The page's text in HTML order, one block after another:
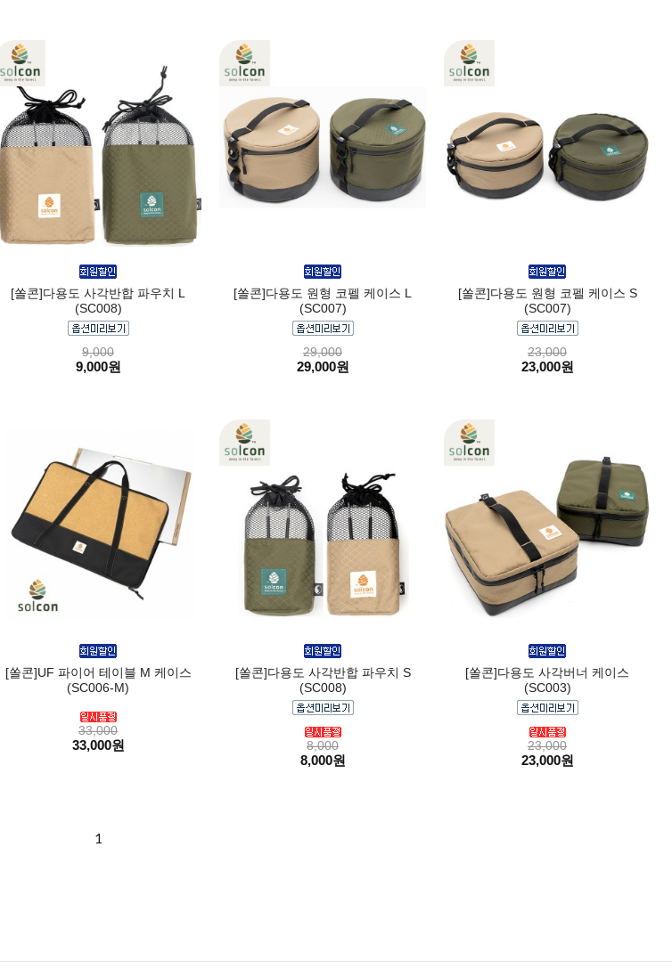
[쏠콘]다용도 사각반합 파우치 L
(SC008)
9,000
9,000원
[쏠콘]다용도 원형 코펠 케이스 L
(SC007)
29,000
29,000원
[쏠콘]다용도 원형 코펠 케이스 S
(SC007)
23,000
23,000원
[쏠콘]UF 파이어 테이블 M 케이스
(SC006-M)
33,000
33,000원
[쏠콘]다용도 사각반합 파우치 S
(SC008)
8,000
8,000원
[쏠콘]다용도 사각버너 케이스
(SC003)
23,000
23,000원
1